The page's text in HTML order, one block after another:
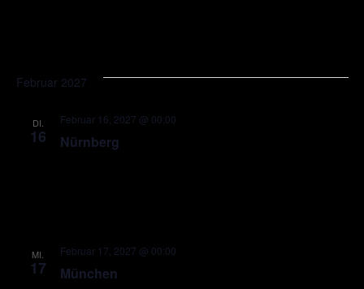
Februar 2027
DI.
16 Nürnberg
Februar 16, 2027 @ 00:00
MI.
17 München
Februar 17, 2027 @ 00:00